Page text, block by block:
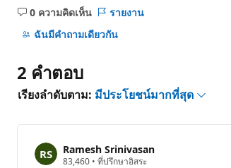
0 ความคิดเห็น
ไม่มี
ข้อคิด
รายงาน
ฉันมีคําถามเดียวกัน
2 คําตอบ
เรียงลำดับตาม: มีประโยชน์มากที่สุด
Ramesh Srinivasan
83,460 แ• ที่ปรึกษาอิสระ